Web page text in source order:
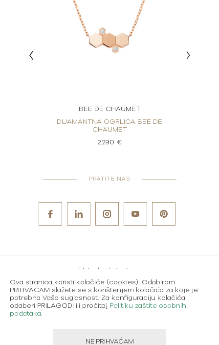
BEE DE CHAUMET
DIJAMANTNA OGRLICA BEE DE
CHAUMET
2.290 €
PRATITE NAS
Metode plaćanja
Karijere
Uvjeti korištenja
Ova stranica koristi kolačiće (cookies). Odabirom
PRIHVAĆAM slažete se s korištenjem kolačića za koje je
potrebna Vaša suglasnost. Za konfiguraciju kolačića
odaberi PRILAGODI ili pročitaj Politiku zaštite osobnih
podataka.
NE PRIHVAĆAM